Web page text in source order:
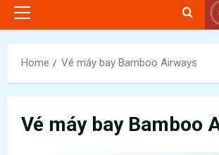
Primary
Home Vé máy bay Bamboo Airways
Vé máy bay Bamboo